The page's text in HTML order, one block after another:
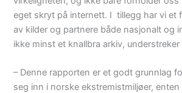
eget skryt på internett. I tillegg har vi et
av kilder og partnere både nasjonalt og
ikke minst et knallbra arkiv, understreker
– Denne rapporten er et godt grunnlag
seg inn i norske ekstremistmiljøer,